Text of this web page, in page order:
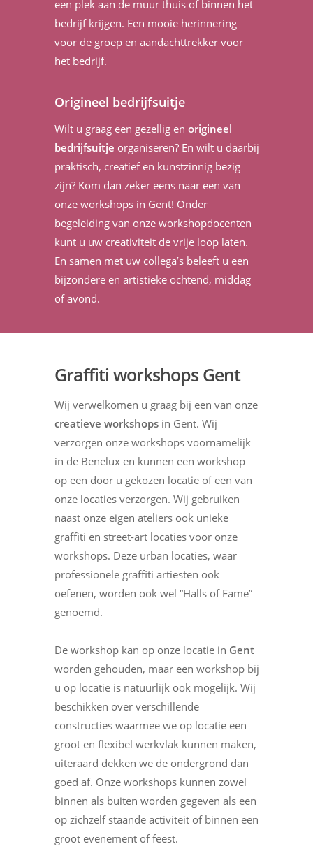
een plek aan de muur thuis of binnen het
bedrijf krijgen. Een mooie herinnering
voor de groep en aandachttrekker voor
het bedrijf.
Origineel bedrijfsuitje
Wilt u graag een gezellig en origineel
bedrijfsuitje organiseren? En wilt u daarbij
praktisch, creatief en kunstzinnig bezig
zijn? Kom dan zeker eens naar een van
onze workshops in Gent! Onder
begeleiding van onze workshopdocenten
kunt u uw creativiteit de vrije loop laten.
En samen met uw collega’s beleeft u een
bijzondere en artistieke ochtend, middag
of avond.
Graffiti workshops Gent
Wij verwelkomen u graag bij een van onze
creatieve workshopsin Gent. Wij
verzorgen onze workshops voornamelijk
in de Benelux en kunnen een workshop
op een door u gekozen locatie of een van
onze locaties verzorgen. Wij gebruiken
naast onze eigen ateliers ook unieke
graffiti en street-art locaties voor onze
workshops. Deze urban locaties, waar
professionele graffiti artiesten ook
oefenen, worden ook wel “Halls of Fame”
genoemd.
De workshop kan op onze locatie in Gent
worden gehouden, maar een workshop bij
u op locatie is natuurlijk ook mogelijk. Wij
beschikken over verschillende
constructies waarmee we op locatie een
groot en flexibel werkvlak kunnen maken,
uiteraard dekken we de ondergrond dan
goed af. Onze workshops kunnen zowel
binnen als buiten worden gegeven als een
op zichzelf staande activiteit of binnen een
groot evenement of feest.